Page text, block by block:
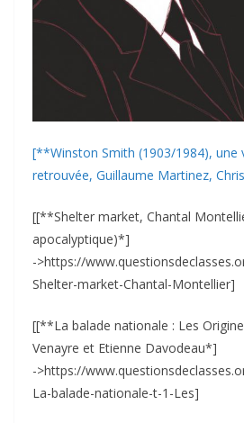
[**Winston Smith (1903/1984), une
retrouvée, Guillaume Martinez,
[[**Shelter market, Chantal
apocalyptique)*]
->https://
Shelter-market-Chantal-Montellier]
[[**La balade nationale : Les
Venayre et Etienne Davodeau*]
->https://
La-balade-nationale-t-1-Les]